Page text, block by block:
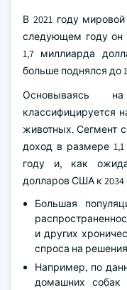
В 2021 году
следующем году он
1,7 миллиарда
больше поднялся до
Основываясь
классифицируется
животных. Сегмент
доход в размере
году и, как
долларов США к 2034
Большая
и других
спроса на
Например, по
домашних собак